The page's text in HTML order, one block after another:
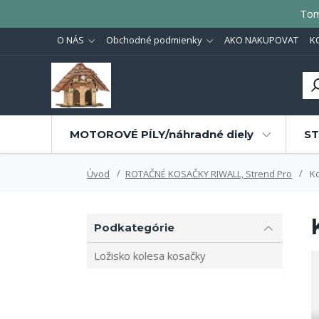
O NÁS Obchodné podmienky AKO NAKUPOVAT
MOTOROVÉ PÍLY/náhradné diely
Úvod ROTAČNÉ KOSAČKY RIWALL, Strend Pro
Podkategórie
Ložisko kolesa kosačky